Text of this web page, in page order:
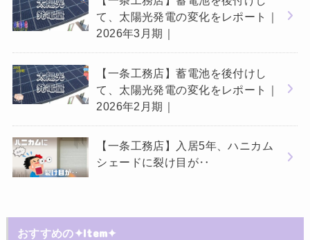
て、太陽光発電の変化をレポート｜
2026年3月期｜
【一条工務店】蓄電池を後付けし
て、太陽光発電の変化をレポート｜
2026年2月期｜
【一条工務店】入居5年、ハニカム
シェードに裂け目が‥
おすすめの✦Item✦